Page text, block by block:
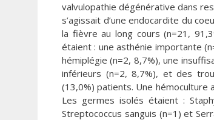
valvulopathie dégénérative dans
s’agissait d’une endocardite du
la fièvre au long cours (n=21,
étaient : une asthénie importante
hémiplégie (n=2, 8,7%), une
inférieurs (n=2, 8,7%), et des
(13,0%) patients. Une hémoculture
Les germes isolés étaient :
Streptococcus sanguis (n=1) et